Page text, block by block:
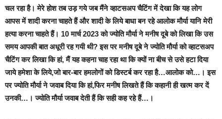
चल रहा है। मेरे होश तब उड़ गये जब मैंने व्हाटसअप चैटिंग में देखा कियह लोग
आपस में शादी करना चाहते हैं और शादी के लिये बाधा बन रहे आलोक मौर्या यानि मेरी
हत्या करना चाहते हैं। 10 मार्च 2023 को ज्योति मौर्या ने मनीष दूबे को लिखा कि उस
समय आपकी बात अधूरी रह गयी थी? इस पर मनीष दूबे ने ज्योति मौर्या को व्हाटसअप
चैटिंग कर लिखा कि हां, मैं यह कहना चाह रहा था कि क्यों ना बीच से उसे हटा दिया
जाये हमेशा के लिये,जो बार-बार हमलोगों को डिस्टर्ब कर रहा है…आलोक को…। इस
पर ज्योति मौर्या ने जवाब दिया कि हां,फिर मनीष लिखते हैं कि कहानी ही खत्म कर दें
उनकी…। ज्योति मौर्या जवाब देती हैं कि सही कह रहे हैं…।